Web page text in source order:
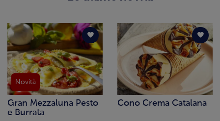
Novità
Gran Mezzaluna Pesto
e Burrata
Cono Crema Catalana